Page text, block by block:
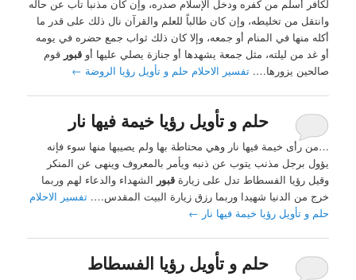
لكافر أسلم من كفره ودخل الإسلام صدره، وإن كان مذنباً تاب عن حاله
وانتقل من تخليطه، وإن كان طالباً للعلم والقرآن نال ذلك على قدر ما
أكله منها في المنام أو جمعه، وإلا كان ذلك ثواب جمع حضره في يومه
أو غد من ليلته، مثل جمعة يشهدها أو جنازة يصلي عليها أوقبور قوم
صالحين يزورها….تفسير الاحلام حلم و تأويل رؤيا الروضة ←
حلم و تأويل رؤيا خيمة فيها نار
…من رأى خيمة فيها نار وهي محتاطة بها ولم يصيبها منها سوء فإنه
يؤول برجل مذنب يتوب عن ذنبه ويأمر بالمعروف وينهى عن المنكر
وقيل رؤيا الفسطاط تدل على زيارةقبور الشهداء والدعاء لهم وربما
خرج من الدنيا شهيدا وربما رزق زيارة البيت المقدس….تفسير الاحلام
حلم و تأويل رؤيا خيمة فيها نار ←
حلم و تأويل رؤيا الفسطاط